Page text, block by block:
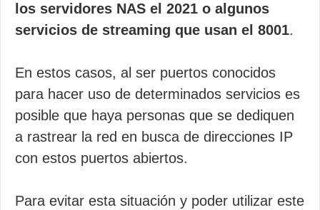
los servidores NAS el 2021 o algunos
servicios de streaming que usan el 8001.
En estos casos, al ser puertos conocidos
para hacer uso de determinados servicios es
posible que haya personas que se dediquen
a rastrear la red en busca de direcciones IP
con estos puertos abiertos.
Para evitar esta situación y poder utilizar este